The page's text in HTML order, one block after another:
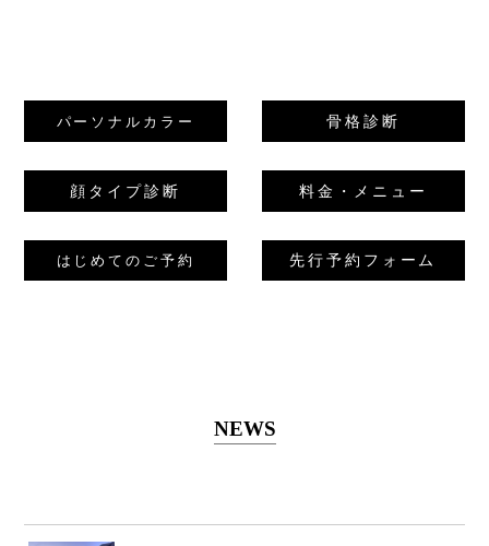
パーソナルカラー 骨格診断
顔タイプ診断 料金・メニュー
はじめてのご予約 先行予約フォーム
NEWS